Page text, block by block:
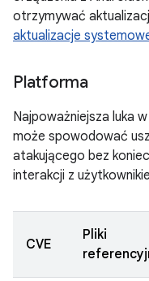
otrzymywać
aktualizacje
Platforma
Najpoważniejsza luka
może spowodować
atakującego bez
interakcji z
CVE
Pliki